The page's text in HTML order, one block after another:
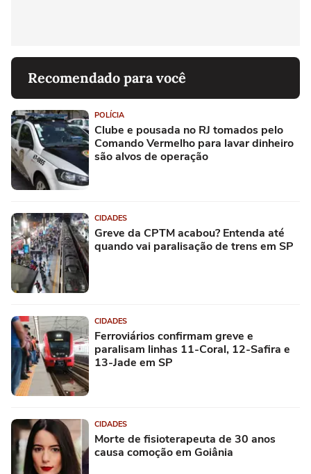
Recomendado para você
POLÍCIA
Clube e pousada no RJ tomados pelo
Comando Vermelho para lavar dinheiro
são alvos de operação
CIDADES
Greve da CPTM acabou? Entenda até
quando vai paralisação de trens em SP
CIDADES
Ferroviários confirmam greve e
paralisam linhas 11-Coral, 12-Safira e
13-Jade em SP
CIDADES
Morte de fisioterapeuta de 30 anos
causa comoção em Goiânia